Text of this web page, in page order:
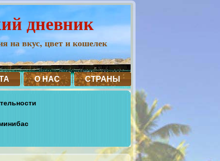
дневник
на вкус, цвет и кошелек
О НАС СТРАНЫ